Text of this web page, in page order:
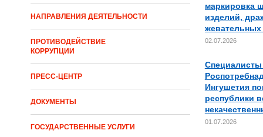
НАПРАВЛЕНИЯ ДЕЯТЕЛЬНОСТИ
ПРОТИВОДЕЙСТВИЕ
КОРРУПЦИИ
ПРЕСС-ЦЕНТР
ДОКУМЕНТЫ
ГОСУДАРСТВЕННЫЕ УСЛУГИ
маркировка
изделий,
жевательных
02.07.2026
Ингушетия
республики
01.07.2026